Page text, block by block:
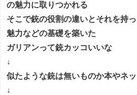
の魅力に取りつかれる
そこで銃の役割の違いとそれを持
魅力などの基礎を築いた
ガリアンって銃カッコいいな
↓
似たような銃は無いものか本やネ
↓